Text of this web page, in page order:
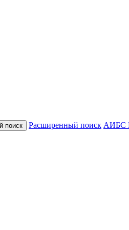
Расширенный поиск АИБС